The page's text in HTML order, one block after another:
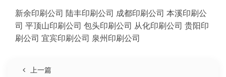
新余印刷公司 陆丰印刷公司 成都印刷公司 本溪印刷公
司 平顶山印刷公司 包头印刷公司 从化印刷公司 贵阳印
刷公司 宜宾印刷公司 泉州印刷公司
上一篇